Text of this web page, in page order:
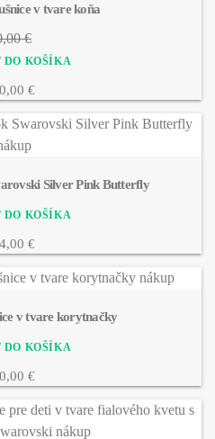
v tvare koňa
€
€
Silver Pink Butterfly
€
v tvare korytnačky
€